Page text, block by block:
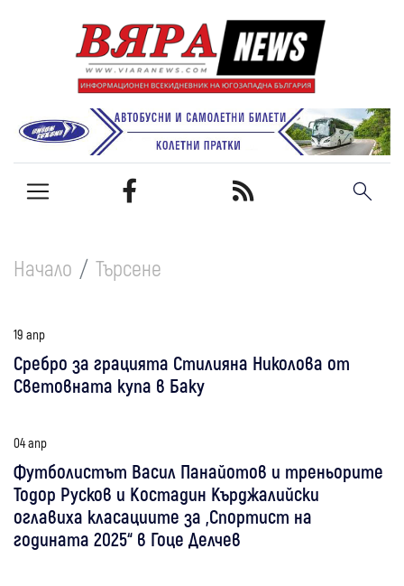
Начало Търсене
19 апр
Сребро за грацията Стилияна Николова от
Световната купа в Баку
04 апр
Футболистът Васил Панайотов и треньорите
Тодор Русков и Костадин Кърджалийски
оглавиха класациите за „Спортист на
годината 2025“ в Гоце Делчев